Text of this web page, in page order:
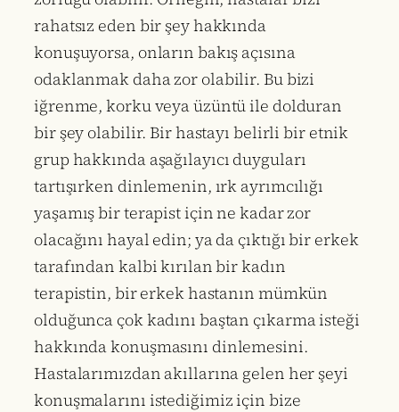
rahatsız eden bir şey hakkında
konuşuyorsa, onların bakış açısına
odaklanmak daha zor olabilir. Bu bizi
iğrenme, korku veya üzüntü ile dolduran
bir şey olabilir. Bir hastayı belirli bir etnik
grup hakkında aşağılayıcı duyguları
tartışırken dinlemenin, ırk ayrımcılığı
yaşamış bir terapist için ne kadar zor
olacağını hayal edin; ya da çıktığı bir erkek
tarafından kalbi kırılan bir kadın
terapistin, bir erkek hastanın mümkün
olduğunca çok kadını baştan çıkarma isteği
hakkında konuşmasını dinlemesini.
Hastalarımızdan akıllarına gelen her şeyi
konuşmalarını istediğimiz için bize